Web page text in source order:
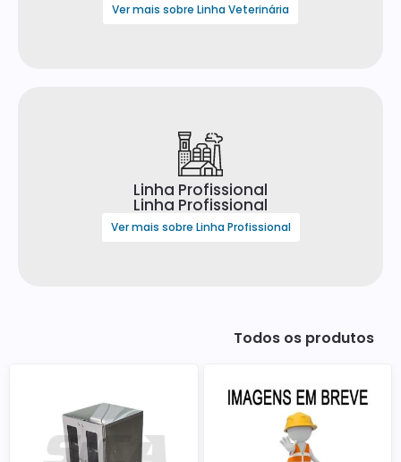
Ver mais sobre Linha Veterinária
Linha Profissional
Linha Profissional
Ver mais sobre Linha Profissional
Todos os produtos